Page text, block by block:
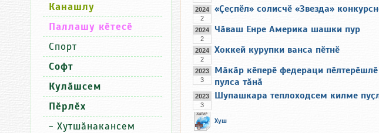
2024
2
«Ҫеҫпӗл» солисчӗ «Звезда»
2024
2
Чӑваш Енре Америка шашки пур
2024
2
Хоккей курупки ванса пӗтнӗ
2023
3
Мӑкӑр кӗперӗ федераци пӗлтерӗшлӗ
пулса тӑнӑ
2023
3
Шупашкара теплоходсем килме
Хуш
Канашлу
Паллашу кӗтесӗ
Спорт
Софт
Кулӑшсем
Пӗрлӗх
- Хутшӑнакансем